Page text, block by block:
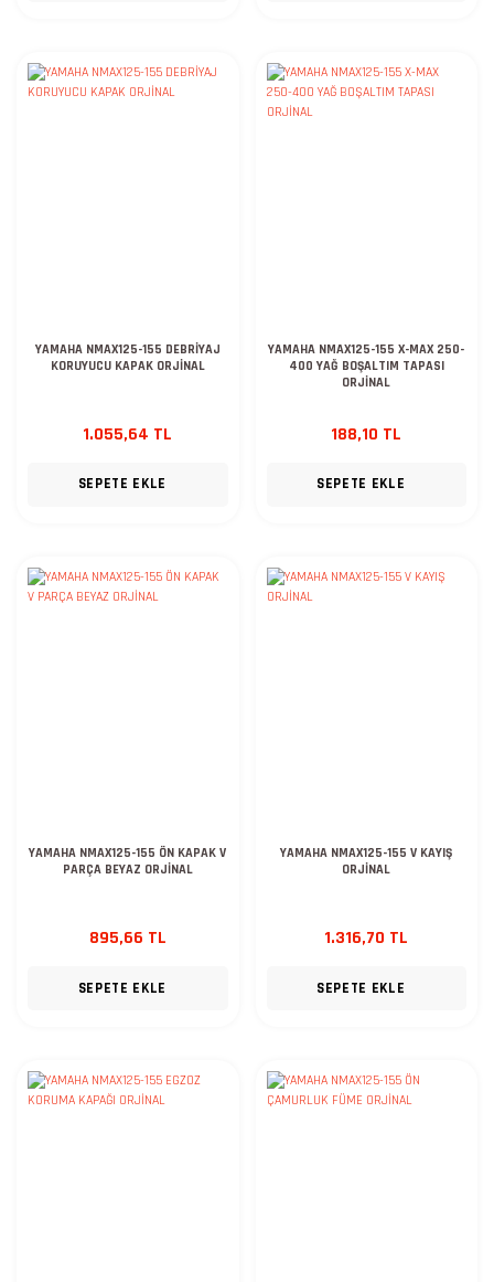
YAMAHA NMAX125-155 DEBRİYAJ
KORUYUCU KAPAK ORJİNAL
1.055,64 TL
SEPETE EKLE
YAMAHA NMAX125-155 X-MAX 250-
400 YAĞ BOŞALTIM TAPASI
ORJİNAL
188,10 TL
SEPETE EKLE
YAMAHA NMAX125-155 ÖN KAPAK V
PARÇA BEYAZ ORJİNAL
895,66 TL
SEPETE EKLE
YAMAHA NMAX125-155 V KAYIŞ
ORJİNAL
1.316,70 TL
SEPETE EKLE